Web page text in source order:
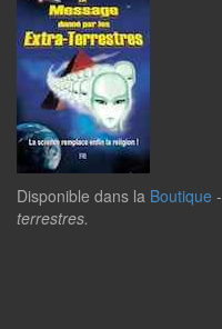
Disponible dans la Boutique -
terrestres.